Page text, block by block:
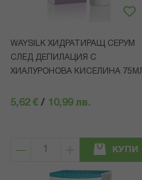
WAYSILK ХИДРАТИРАЩ СЕРУМ
СЛЕД ДЕПИЛАЦИЯ С
ХИАЛУРОНОВА КИСЕЛИНА 75МЛ
5,62 € / 10,99 лв.
КУПИ